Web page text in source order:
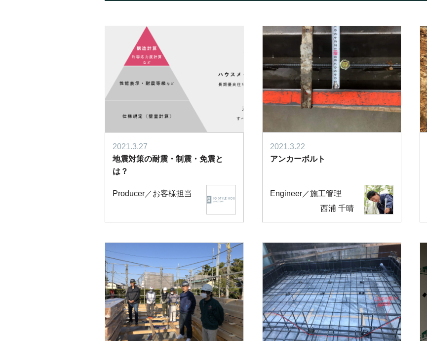
2021.3.27
地震対策の耐震・制震・免震と
は？
Producer／お客様担当
2021.3.22
アンカーボルト
Engineer／施工管理
西浦 千晴